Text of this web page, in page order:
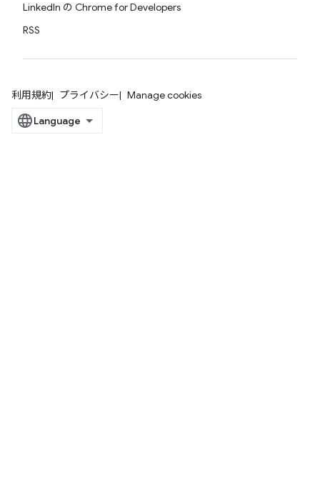
LinkedIn の Chrome for Developers
RSS
利用規約 プライバシー Manage cookies